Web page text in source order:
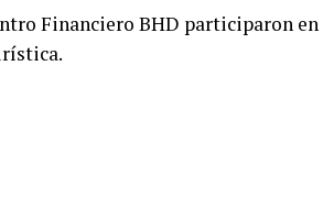
Financiero BHD participaron en